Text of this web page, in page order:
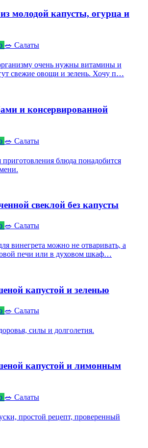
молодой капусты, огурца и
🥗 Салаты
очень нужны витамины и
свежие овощи и зелень. Хочу п…
и консервированной
🥗 Салаты
приготовления блюда понадобится
свеклой без капусты
🥗 Салаты
винегрета можно не отваривать, а
печи или в духовом шкаф…
капустой и зеленью
🥗 Салаты
силы и долголетия.
капустой и лимонным
🥗 Салаты
простой рецепт, проверенный